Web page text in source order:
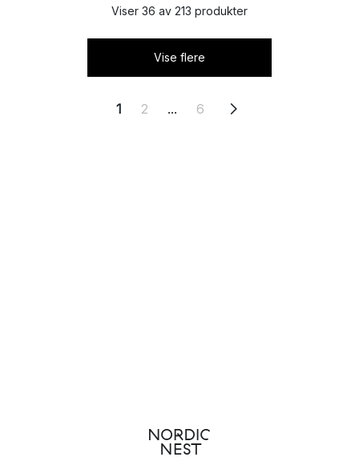
Viser 36 av 213 produkter
Vise flere
1 2 ... 6